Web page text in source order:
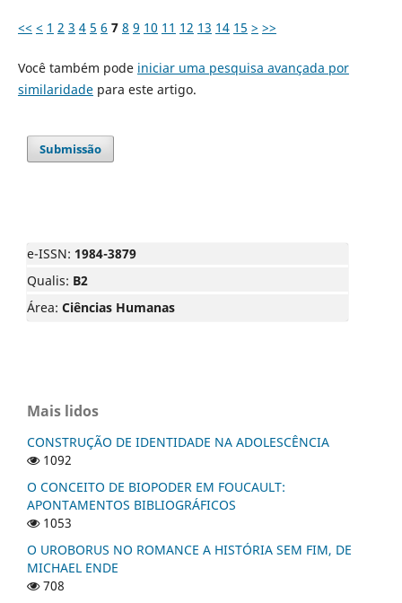
<< < 1 2 3 4 5 6 7 8 9 10 11 12 13 14 15 > >>
Você também pode iniciar uma pesquisa avançada por
similaridadepara este artigo.
Submissão
e-ISSN: 1984-3879
Qualis: B2
Área: Ciências Humanas
Mais lidos
CONSTRUÇÃO DE IDENTIDADE NA ADOLESCÊNCIA
1092
O CONCEITO DE BIOPODER EM FOUCAULT:
APONTAMENTOS BIBLIOGRÁFICOS
1053
O UROBORUS NO ROMANCE A HISTÓRIA SEM FIM, DE
MICHAEL ENDE
708